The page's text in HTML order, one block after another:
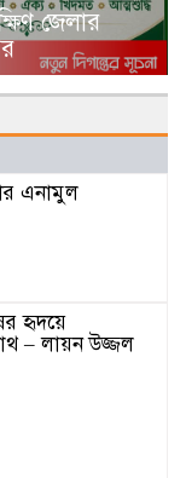
জেলার
এনামুল
হৃদয়ে
– লায়ন উজ্জল